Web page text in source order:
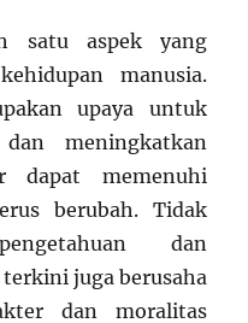
satu aspek yang
manusia.
upaya untuk
meningkatkan
dapat memenuhi
berubah. Tidak
dan
juga berusaha
dan moralitas